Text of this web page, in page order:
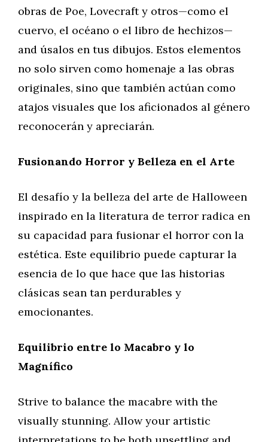
obras de Poe, Lovecraft y otros—como el
cuervo, el océano o el libro de hechizos—
and úsalos en tus dibujos. Estos elementos
no solo sirven como homenaje a las obras
originales, sino que también actúan como
atajos visuales que los aficionados al género
reconocerán y apreciarán.
Fusionando Horror y Belleza en el Arte
El desafío y la belleza del arte de Halloween
inspirado en la literatura de terror radica en
su capacidad para fusionar el horror con la
estética. Este equilibrio puede capturar la
esencia de lo que hace que las historias
clásicas sean tan perdurables y
emocionantes.
Equilibrio entre lo Macabro y lo
Magnífico
Strive to balance the macabre with the
visually stunning. Allow your artistic